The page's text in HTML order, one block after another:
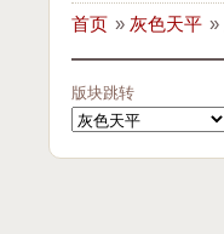
首页 » 灰色天平 »
版块跳转